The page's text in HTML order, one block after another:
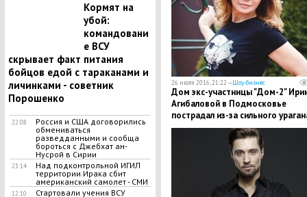
Кормят на
убой:
командовани
е ВСУ
скрывает факт питания
бойцов едой с тараканами и
личинками - советник
Порошенко
22:08
Россия и США договорились
обмениваться
разведданными и сообща
бороться с Джебхат ан-
Нусрой в Сирии
23:14
Над подконтрольной ИГИЛ
территории Ирака сбит
американский самолет - СМИ
12:10
Стартовали учения ВСУ
26 июля 2016, 21:22 —Шоу-бизнес
Дом экс-участницы "Дом-2"
Агибаловой в Подмосковье
пострадал из-за сильного